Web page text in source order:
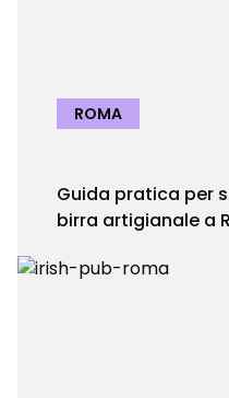
ROMA
Guida pratica per
birra artigianale a